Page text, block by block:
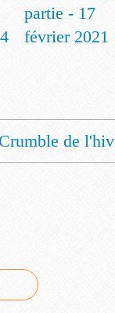
partie - 17
février 2021
Crumble de